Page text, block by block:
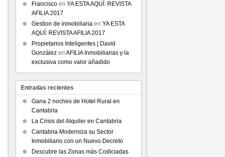
Francisco en YA ESTA AQUÍ: REVISTA
AFILIA 2017
Gestion de inmobiliaria en YA ESTA
AQUÍ: REVISTA AFILIA 2017
Propietarios Inteligentes | David
González en AFILIA Inmobiliarias y la
exclusiva como valor añadido
Entradas recientes
Gana 2 noches de Hotel Rural en
Cantabria
La Crisis del Alquiler en Cantabria
Cantabria Moderniza su Sector
Inmobiliario con un Nuevo Decreto
Descubre las Zonas más Codiciadas